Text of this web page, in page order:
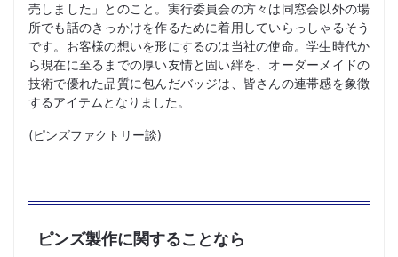
売しました」とのこと。実行委員会の方々は同窓会以外の場
所でも話のきっかけを作るために着用していらっしゃるそう
です。お客様の想いを形にするのは当社の使命。学生時代か
ら現在に至るまでの厚い友情と固い絆を、オーダーメイドの
技術で優れた品質に包んだバッジは、皆さんの連帯感を象徴
するアイテムとなりました。
(ピンズファクトリー談)
ピンズ製作に関することなら